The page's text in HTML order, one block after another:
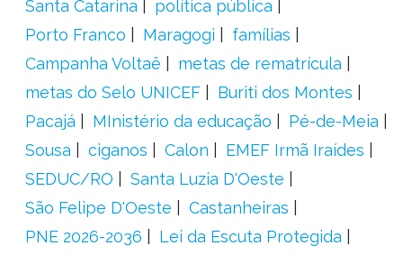
Santa Catarina
política pública
Porto Franco
Maragogi
famílias
Campanha Voltaê
metas de rematrícula
metas do Selo UNICEF
Buriti dos Montes
Pacajá
MInistério da educação
Pé-de-Meia
Sousa
ciganos Calon
EMEF Irmã Iraídes
SEDUC/RO
Santa Luzia D'Oeste
São Felipe D'Oeste
Castanheiras
PNE 2026-2036
Lei da Escuta Protegida